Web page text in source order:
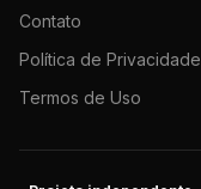
Contato
Política de Privacidade
Termos de Uso